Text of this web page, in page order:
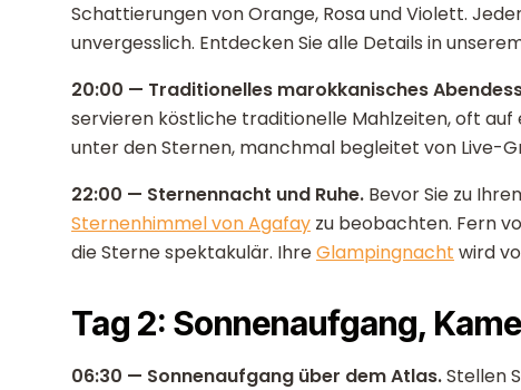
Schattierungen von Orange, Rosa und Violett.
unvergesslich. Entdecken Sie alle Details in
20:00 — Traditionelles marokkanisches
servieren köstliche traditionelle Mahlzeiten, oft
unter den Sternen, manchmal begleitet von Live-
22:00 — Sternennacht und Ruhe. Bevor Sie zu
Sternenhimmel von Agafay zu beobachten. Fern
die Sterne spektakulär. IhreGlampingnacht wird
Tag 2: Sonnenaufgang,
06:30 — Sonnenaufgang über dem Atlas.Stellen